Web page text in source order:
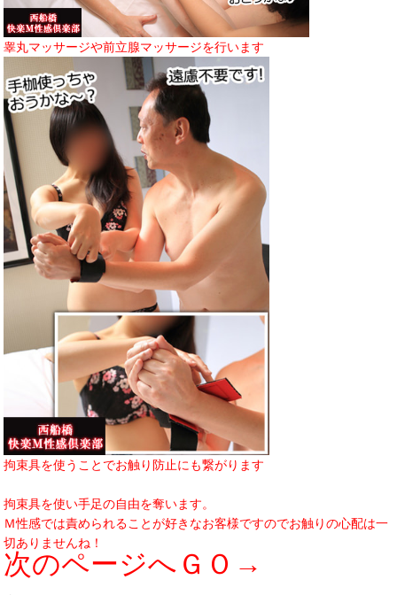
睾丸マッサージや前立腺マッサージを行います
拘束具を使うことでお触り防止にも繋がります
拘束具を使い手足の自由を奪います。
Ｍ性感では責められることが好きなお客様ですのでお触りの心配は一
切ありませんね！
次のページへＧＯ→